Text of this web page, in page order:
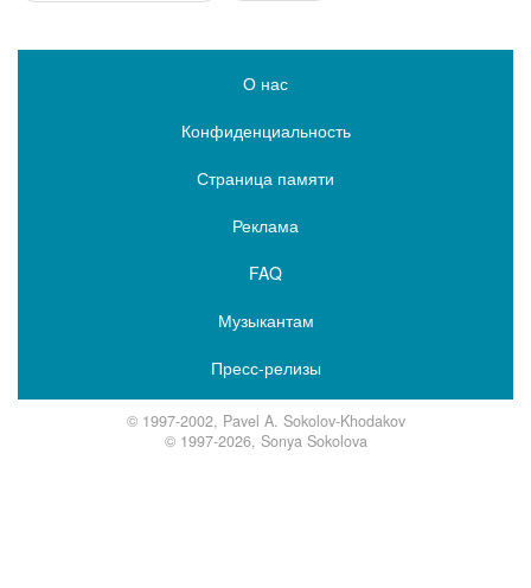
О нас
Конфиденциальность
Страница памяти
Реклама
FAQ
Музыкантам
Пресс-релизы
© 1997-2002, Pavel A. Sokolov-Khodakov
© 1997-2026, Sonya Sokolova